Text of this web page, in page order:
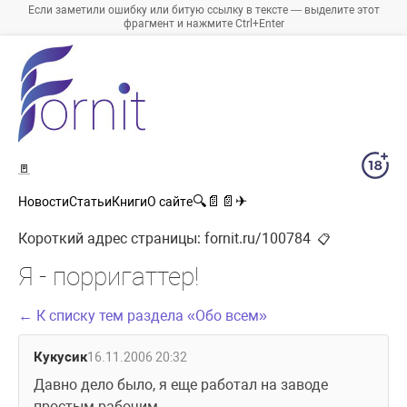
Если заметили ошибку или битую ссылку в тексте — выделите этот
фрагмент и нажмите Ctrl+Enter
🚪
НовостиСтатьиКнигиО сайте🔍 📄 📄 ✈
Короткий адрес страницы: fornit.ru/100784 📋
Я - порригаттер!
← К списку тем раздела «Обо всем»
Кукусик16.11.2006 20:32
Давно дело было, я еще работал на заводе